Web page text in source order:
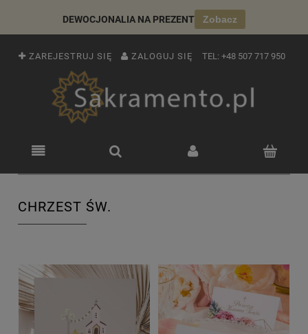
DEWOCJONALIA NA PREZENT Zobacz
ZAREJESTRUJ SIĘ ZALOGUJ SIĘ TEL: +48 507 717 950
CHRZEST ŚW.